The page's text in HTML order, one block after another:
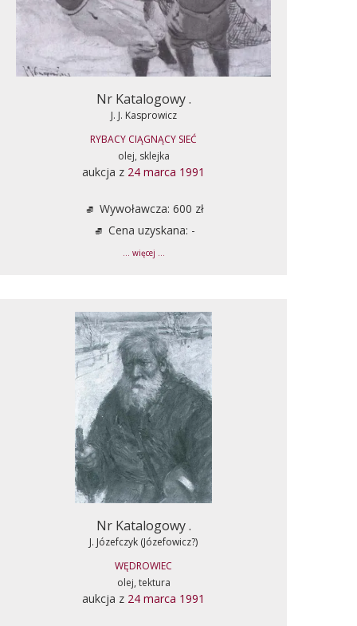
Nr Katalogowy .
J. J. Kasprowicz
RYBACY CIĄGNĄCY SIEĆ
olej, sklejka
aukcja z 24 marca 1991
Wywoławcza: 600 zł
Cena uzyskana: -
... więcej ...
Nr Katalogowy .
J. Józefczyk (Józefowicz?)
WĘDROWIEC
olej, tektura
aukcja z 24 marca 1991